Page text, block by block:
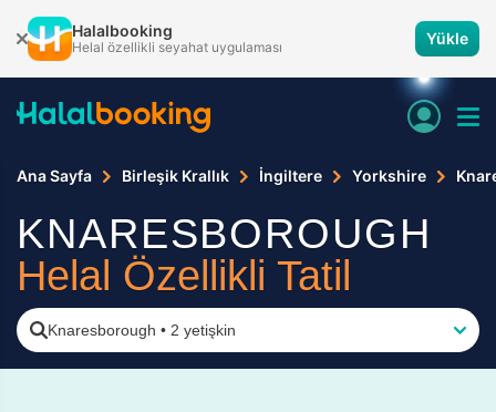
Halalbooking
Helal özellikli seyahat uygulaması Yükle
Ana Sayfa Birleşik Krallık İngiltere Yorkshire
KNARESBOROUGH
Helal Özellikli Tatil
Knaresborough • 2 yetişkin